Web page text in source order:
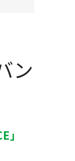
ン
」